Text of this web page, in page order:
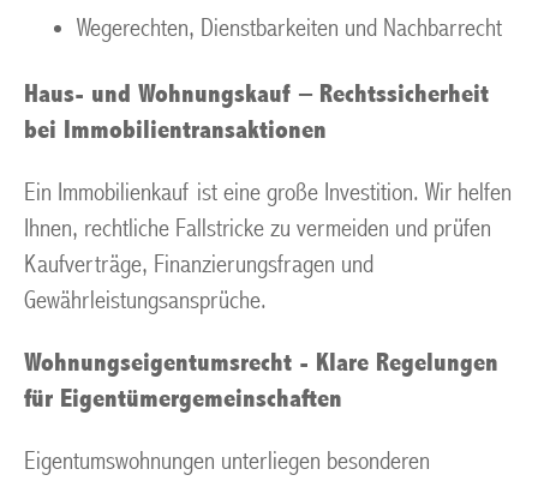
Wegerechten, Dienstbarkeiten und Nachbarrecht
Haus- und Wohnungskauf – Rechtssicherheit
bei Immobilientransaktionen
Ein Immobilienkauf ist eine große Investition. Wir helfen
Ihnen, rechtliche Fallstricke zu vermeiden und prüfen
Kaufverträge, Finanzierungsfragen und
Gewährleistungsansprüche.
Wohnungseigentumsrecht - Klare Regelungen
für Eigentümergemeinschaften
Eigentumswohnungen unterliegen besonderen